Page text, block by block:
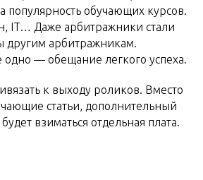
популярность обучающих курсов.
IT… Даже арбитражники стали
другим арбитражникам.
одно — обещание легкого успеха.
к выходу роликов. Вместо
статьи, дополнительный
взиматься отдельная плата.